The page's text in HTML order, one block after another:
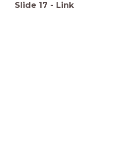
Slide 17 - Link